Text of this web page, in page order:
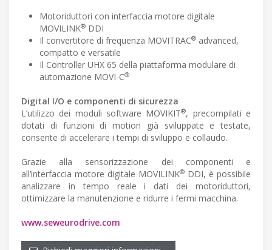
Motoriduttori con interfaccia motore digitale
MOVILINK® DDI
Il convertitore di frequenza MOVITRAC® advanced,
compatto e versatile
Il Controller UHX 65 della piattaforma modulare di
automazione MOVI-C®
Digital I/O e componenti di sicurezza
L’utilizzo dei moduli software MOVIKIT®, precompilati e
dotati di funzioni di motion già sviluppate e testate,
consente di accelerare i tempi di sviluppo e collaudo.
Grazie alla sensorizzazione dei componenti e
all’interfaccia motore digitale MOVILINK® DDI, è possibile
analizzare in tempo reale i dati dei motoriduttori,
ottimizzare la manutenzione e ridurre i fermi macchina.
www.seweurodrive.com